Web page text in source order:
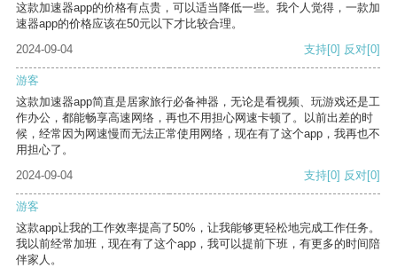
这款加速器app的价格有点贵，可以适当降低一些。我个人觉得，一款加
速器app的价格应该在50元以下才比较合理。
2024-09-04
支持[0] 反对[0]
游客
这款加速器app简直是居家旅行必备神器，无论是看视频、玩游戏还是工
作办公，都能畅享高速网络，再也不用担心网速卡顿了。以前出差的时
候，经常因为网速慢而无法正常使用网络，现在有了这个app，我再也不
用担心了。
2024-09-04
支持[0] 反对[0]
游客
这款app让我的工作效率提高了50%，让我能够更轻松地完成工作任务。
我以前经常加班，现在有了这个app，我可以提前下班，有更多的时间陪
伴家人。